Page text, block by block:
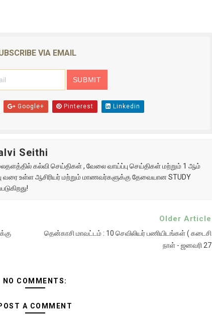
VIA EMAIL
Google+ Pinterest Linkedin
Seithi
கல்வி செய்திகள் , வேலை வாய்ப்பு செய்திகள் மற்றும் 1 ஆம்
வரை உள்ள ஆசிரியர் மற்றும் மாணவர்களுக்கு தேவையான STUDY
Older Article
தென்காசி மாவட்டம் : 10 செவிலியர் பணியிடங்கள் ( கடைசி
நாள் - ஜனவரி 27
NO COMMENTS:
A COMMENT